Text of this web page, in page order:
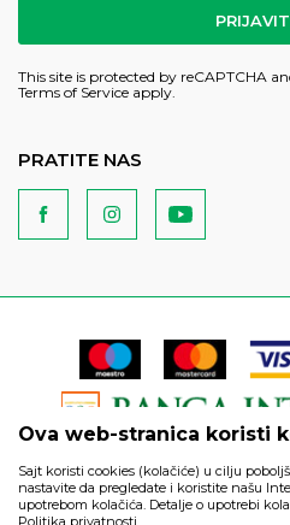
This site is protected by reCAPTCHA
Terms of Service apply.
PRATITE NAS
Ova web-stranica koristi
Sajt koristi cookies (kolačiće) u cilju
nastavite da pregledate i koristite našu
upotrebom kolačića. Detalje o upotrebi
Politika privatnosti.